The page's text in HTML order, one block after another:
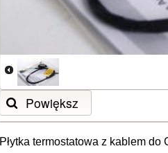
Powiększ
Płytka termostatowa z kablem do